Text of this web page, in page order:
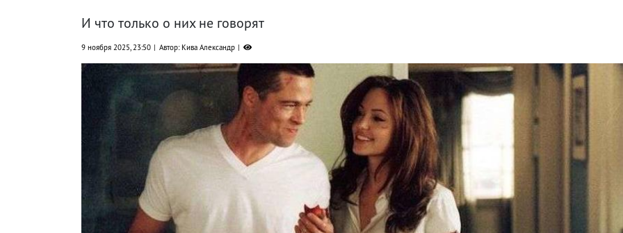
И что только о них не говорят
9 ноября 2025, 23:50 Автор: Кива Александр